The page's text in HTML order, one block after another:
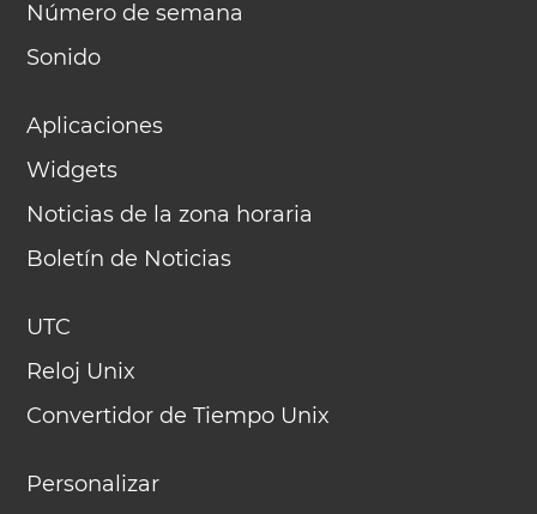
Número de semana
Sonido
Aplicaciones
Widgets
Noticias de la zona horaria
Boletín de Noticias
UTC
Reloj Unix
Convertidor de Tiempo Unix
Personalizar